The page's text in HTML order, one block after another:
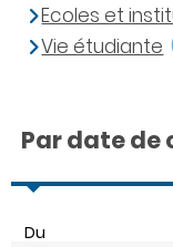
Ecoles et
Vie étudiante
Par date de
Du